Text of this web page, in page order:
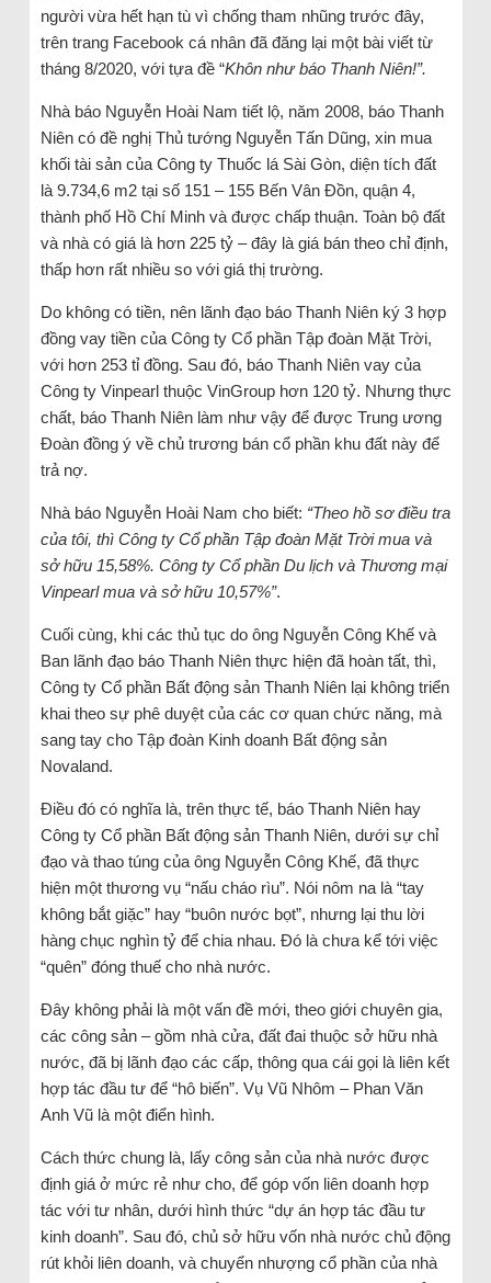
người vừa hết hạn tù vì chống tham nhũng trước đây,
trên trang Facebook cá nhân đã đăng lại một bài viết từ
tháng 8/2020, với tựa đề “Khôn như báo Thanh Niên!”.
Nhà báo Nguyễn Hoài Nam tiết lộ, năm 2008, báo Thanh
Niên có đề nghị Thủ tướng Nguyễn Tấn Dũng, xin mua
khối tài sản của Công ty Thuốc lá Sài Gòn, diện tích đất
là 9.734,6 m2 tại số 151 – 155 Bến Vân Đồn, quận 4,
thành phố Hồ Chí Minh và được chấp thuận. Toàn bộ đất
và nhà có giá là hơn 225 tỷ – đây là giá bán theo chỉ định,
thấp hơn rất nhiều so với giá thị trường.
Do không có tiền, nên lãnh đạo báo Thanh Niên ký 3 hợp
đồng vay tiền của Công ty Cổ phần Tập đoàn Mặt Trời,
với hơn 253 tỉ đồng. Sau đó, báo Thanh Niên vay của
Công ty Vinpearl thuộc VinGroup hơn 120 tỷ. Nhưng thực
chất, báo Thanh Niên làm như vậy để được Trung ương
Đoàn đồng ý về chủ trương bán cổ phần khu đất này để
trả nợ.
Nhà báo Nguyễn Hoài Nam cho biết: “Theo hồ sơ điều tra
của tôi, thì Công ty Cổ phần Tập đoàn Mặt Trời mua và
sở hữu 15,58%. Công ty Cổ phần Du lịch và Thương mại
Vinpearl mua và sở hữu 10,57%”.
Cuối cùng, khi các thủ tục do ông Nguyễn Công Khế và
Ban lãnh đạo báo Thanh Niên thực hiện đã hoàn tất, thì,
Công ty Cổ phần Bất động sản Thanh Niên lại không triển
khai theo sự phê duyệt của các cơ quan chức năng, mà
sang tay cho Tập đoàn Kinh doanh Bất động sản
Novaland.
Điều đó có nghĩa là, trên thực tế, báo Thanh Niên hay
Công ty Cổ phần Bất động sản Thanh Niên, dưới sự chỉ
đạo và thao túng của ông Nguyễn Công Khế, đã thực
hiện một thương vụ “nấu cháo rìu”. Nói nôm na là “tay
không bắt giặc” hay “buôn nước bọt”, nhưng lại thu lời
hàng chục nghìn tỷ để chia nhau. Đó là chưa kể tới việc
“quên” đóng thuế cho nhà nước.
Đây không phải là một vấn đề mới, theo giới chuyên gia,
các công sản – gồm nhà cửa, đất đai thuộc sở hữu nhà
nước, đã bị lãnh đạo các cấp, thông qua cái gọi là liên kết
hợp tác đầu tư để “hô biến”. Vụ Vũ Nhôm – Phan Văn
Anh Vũ là một điển hình.
Cách thức chung là, lấy công sản của nhà nước được
định giá ở mức rẻ như cho, để góp vốn liên doanh hợp
tác với tư nhân, dưới hình thức “dự án hợp tác đầu tư
kinh doanh”. Sau đó, chủ sở hữu vốn nhà nước chủ động
rút khỏi liên doanh, và chuyển nhượng cổ phần của nhà